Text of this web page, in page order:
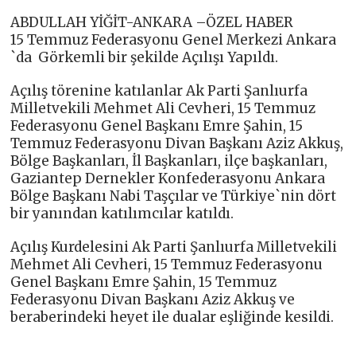
ABDULLAH YİĞİT-ANKARA –ÖZEL HABER
15 Temmuz Federasyonu Genel Merkezi Ankara
`da Görkemli bir şekilde Açılışı Yapıldı.
Açılış törenine katılanlar Ak Parti Şanlıurfa
Milletvekili Mehmet Ali Cevheri, 15 Temmuz
Federasyonu Genel Başkanı Emre Şahin, 15
Temmuz Federasyonu Divan Başkanı Aziz Akkuş,
Bölge Başkanları, İl Başkanları, ilçe başkanları,
Gaziantep Dernekler Konfederasyonu Ankara
Bölge Başkanı Nabi Taşçılar ve Türkiye`nin dört
bir yanından katılımcılar katıldı.
Açılış Kurdelesini Ak Parti Şanlıurfa Milletvekili
Mehmet Ali Cevheri, 15 Temmuz Federasyonu
Genel Başkanı Emre Şahin, 15 Temmuz
Federasyonu Divan Başkanı Aziz Akkuş ve
beraberindeki heyet ile dualar eşliğinde kesildi.